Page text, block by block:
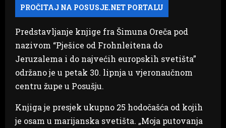
Predstavljanje knjige fra Šimuna Oreča pod
nazivom “Pješice od Frohnleitena do
Jeruzalema i do najvećih europskih svetišta”
održano je u petak 30. lipnja u vjeronaučnom
centru župe u Posušju.
Knjiga je presjek ukupno 25 hodočašća od kojih
je osam u marijanska svetišta. „Moja putovanja